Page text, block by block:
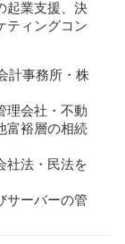
起業支援、決
ティングコン
計事務所・株
理会社・不動
富裕層の相続
社法・⺠法を
サーバーの管